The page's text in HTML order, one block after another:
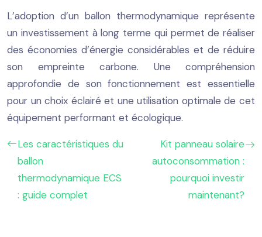
L’adoption d’un ballon thermodynamique représente
un investissement à long terme qui permet de réaliser
des économies d’énergie considérables et de réduire
son empreinte carbone. Une compréhension
approfondie de son fonctionnement est essentielle
pour un choix éclairé et une utilisation optimale de cet
équipement performant et écologique.
Les caractéristiques du
ballon
thermodynamique ECS
: guide complet
Kit panneau solaire
autoconsommation :
pourquoi investir
maintenant?